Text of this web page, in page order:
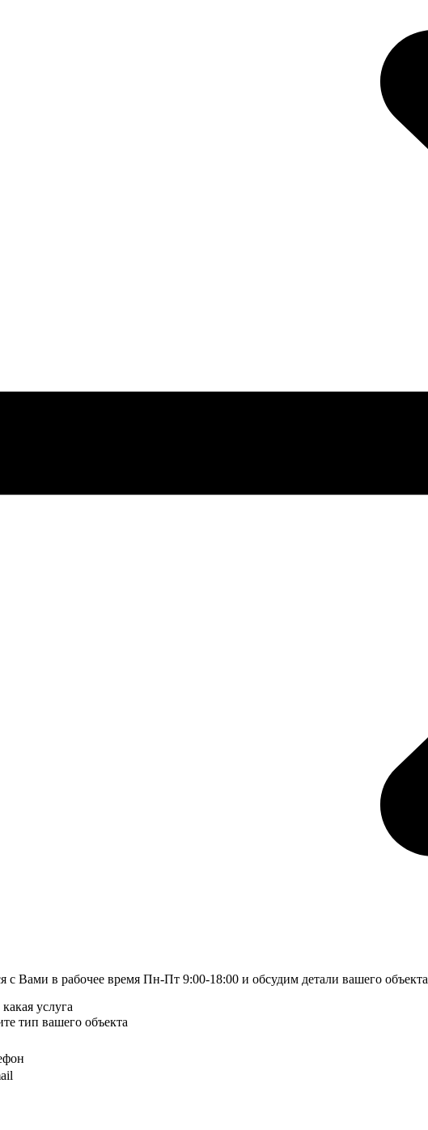
Вами в рабочее время Пн-Пт 9:00-18:00 и обсудим детали вашего объекта
услуга
тип вашего объекта